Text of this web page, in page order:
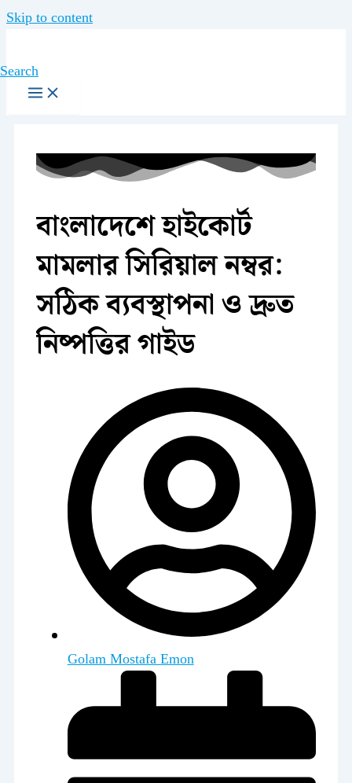
Skip to content
Search
বাংলাদেশে হাইকোর্ট
মামলার সিরিয়াল নম্বর:
সঠিক ব্যবস্থাপনা ও দ্রুত
নিষ্পত্তির গাইড
Golam Mostafa Emon